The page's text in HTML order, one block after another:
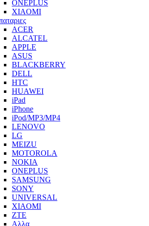
ONEPLUS
XIAOMI
ACER
ALCATEL
APPLE
ASUS
BLACKBERRY
DELL
HTC
HUAWEI
iPad
iPhone
iPod/MP3/MP4
LENOVO
LG
MEIZU
MOTOROLA
NOKIA
ONEPLUS
SAMSUNG
SONY
UNIVERSAL
XIAOMI
ZTE
Αλλα